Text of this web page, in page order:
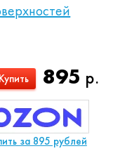
895 р.
Купить
за 895 рублей